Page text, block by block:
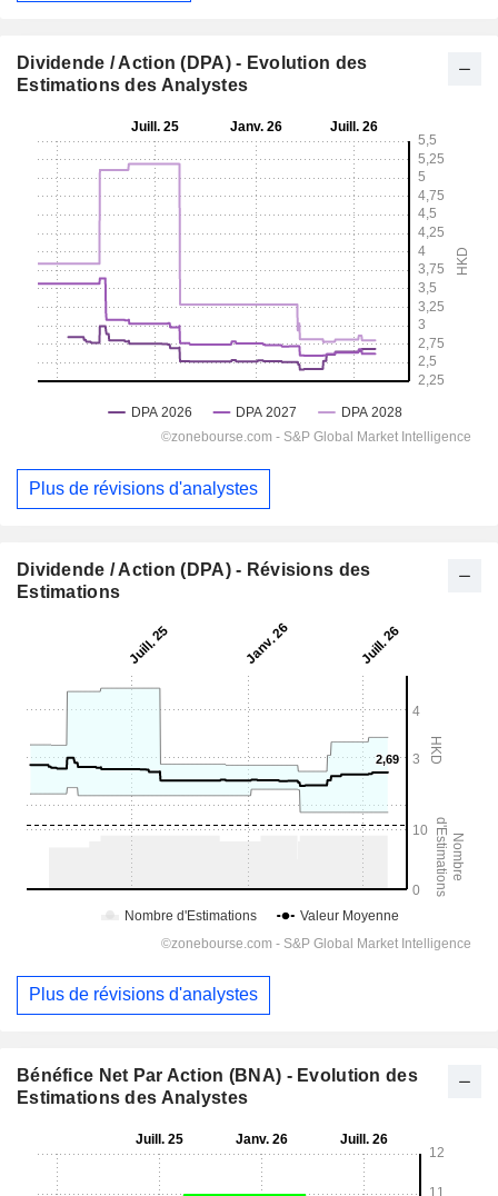
Dividende / Action (DPA) - Evolution des
Estimations des Analystes
Plus de révisions d'analystes
Dividende / Action (DPA) - Révisions des
Estimations
Plus de révisions d'analystes
Bénéfice Net Par Action (BNA) - Evolution des
Estimations des Analystes